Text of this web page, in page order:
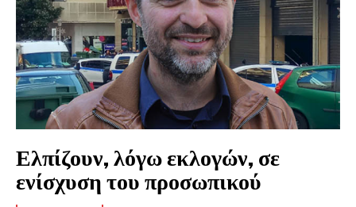
Ελπίζουν, λόγω εκλογών, σε
ενίσχυση του προσωπικού